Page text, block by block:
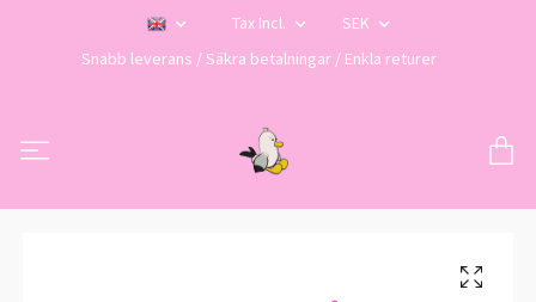
Tax Incl.
SEK
Snabb leverans / Säkra betalningar / Enkla returer